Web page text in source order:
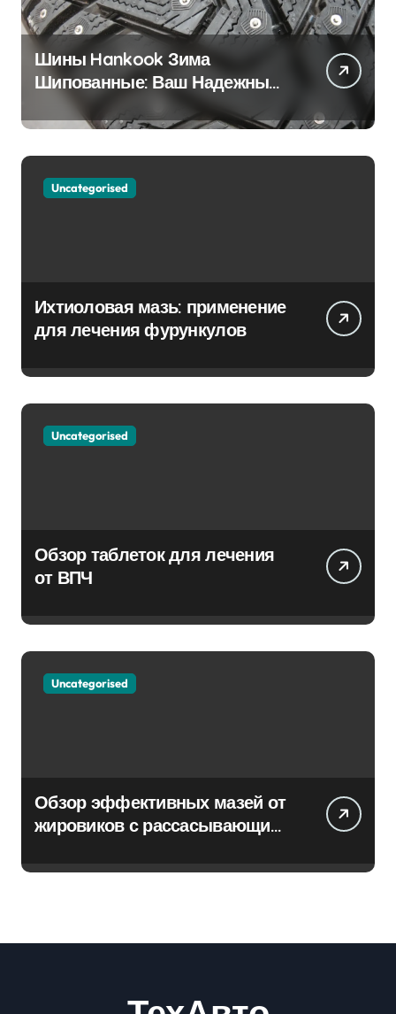
Шины Hankook Зима
Шипованные: Ваш Надежный
Партнёр на Снежных Дорогах
Uncategorised
Ихтиоловая мазь: применение
для лечения фурункулов
Uncategorised
Обзор таблеток для лечения
от ВПЧ
Uncategorised
Обзор эффективных мазей от
жировиков с рассасывающим